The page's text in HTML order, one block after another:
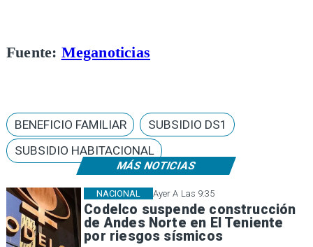
MÁS NOTICIAS
Ayer A Las 9:35
Codelco suspende construcción
de Andes Norte en El Teniente
por riesgos sísmicos
NACIONAL
Fuente: Meganoticias
BENEFICIO FAMILIAR
SUBSIDIO DS1
SUBSIDIO HABITACIONAL